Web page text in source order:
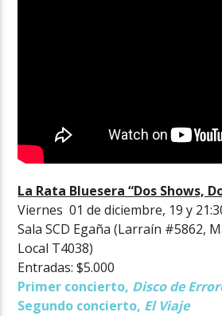
La Rata Bluesera “Dos Shows,
Viernes 01 de diciembre, 19 y
Sala SCD Egaña (Larraín #5862,
Local T4038)
Entradas: $5.000
Primer concierto, Disco de
Segundo concierto, El Viaje